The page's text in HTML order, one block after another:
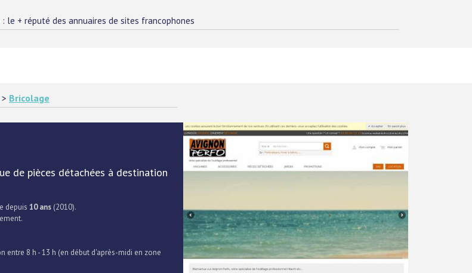
: le + réputé des annuaires de sites francophones
> Bricolage
de pièces détachées à destination
depuis 10 ans (2010).
8 h - 13 h (en début d'après-midi en zone